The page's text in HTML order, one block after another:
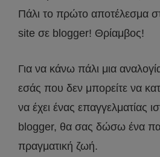
Πάλι το πρώτο αποτέλεσμα
site σε blogger! Θρίαμβος!
Για να κάνω πάλι μια
εσάς που δεν μπορείτε να
να έχει ένας επαγγελματίας
blogger, θα σας δώσω ένα
πραγματική ζωή.